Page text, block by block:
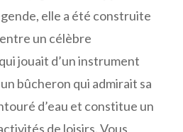
elle a été construite
un célèbre
jouait d’un instrument
bûcheron qui admirait sa
d’eau et constitue un
de loisirs. Vous